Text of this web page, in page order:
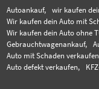
Autoankauf,
wir kaufen
Wir kaufen dein Auto mit
Wir kaufen dein Auto ohne
Gebrauchtwagenankauf,
Auto mit Schaden
Auto defekt verkaufen,